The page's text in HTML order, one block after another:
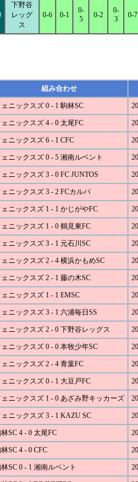
下野谷
レッグ
ス
0-6 0-1
0-
5
0-2
0-
3
0-7
組み合わせ
ェニックスズ 0 - 1 駒林SC
ェニックスズ 4 - 0 太尾FC
ェニックスズ 6 - 1 CFC
ェニックスズ 0 - 5 湘南ルベント
ェニックスズ 3 - 0 FC JUNTOS
ェニックスズ 3 - 2 FCカルパ
ェニックスズ 1 - 1 かじがやFC
ェニックスズ 1 - 0 鶴見東FC
ェニックスズ 3 - 1 元石川SC
ェニックスズ 2 - 4 横浜かもめSC
ェニックスズ 2 - 1 藤の木SC
ェニックスズ 1 - 1 EMSC
ェニックスズ 3 - 1 六浦毎日SS
ェニックスズ 2 - 0 下野谷レッグス
ェニックスズ 0 - 0 本牧少年SC
ェニックスズ 2 - 4 青葉FC
ェニックスズ 0 - 1 大豆戸FC
ェニックスズ 1 - 0 あざみ野キッカーズ
ェニックスズ 3 - 1 KAZU SC
SC 4 - 0 太尾FC
SC 4 - 0 CFC
SC 0 - 1 湘南ルベント